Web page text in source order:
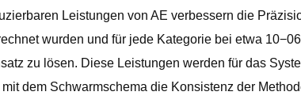
Leistungen von AE verbessern die
wurden und für jede Kategorie bei etwa
zu lösen. Diese Leistungen werden für das
dem Schwarmschema die Konsistenz der